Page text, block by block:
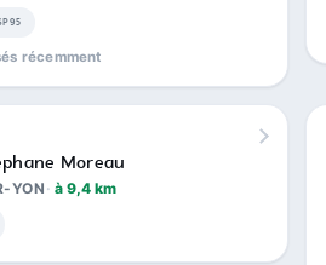
récemment
Moreau
YON à 9,4 km